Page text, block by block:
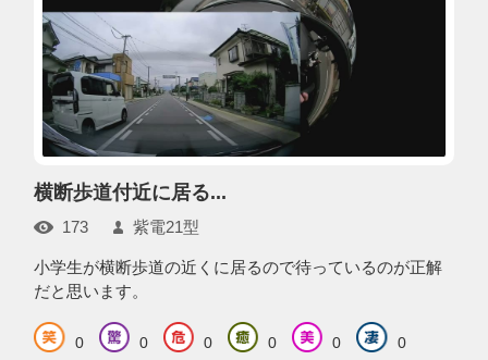
横断歩道付近に居る...
173 紫電21型
小学生が横断歩道の近くに居るので待っているのが正解
だと思います。
0 0 0 0 0 0